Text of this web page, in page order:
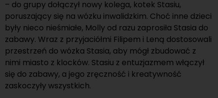
– do grupy dołączył nowy kolega, kotek Stasiu,
poruszający się na wózku inwalidzkim. Choć inne dzieci
były nieco nieśmiałe, Molly od razu zaprosiła Stasia do
zabawy. Wraz z przyjaciółmi Filipem i Leną dostosowali
przestrzeń do wózka Stasia, aby mógł zbudować z
nimi miasto z klocków. Stasiu z entuzjazmem włączył
się do zabawy, a jego zręczność i kreatywność
zaskoczyły wszystkich.